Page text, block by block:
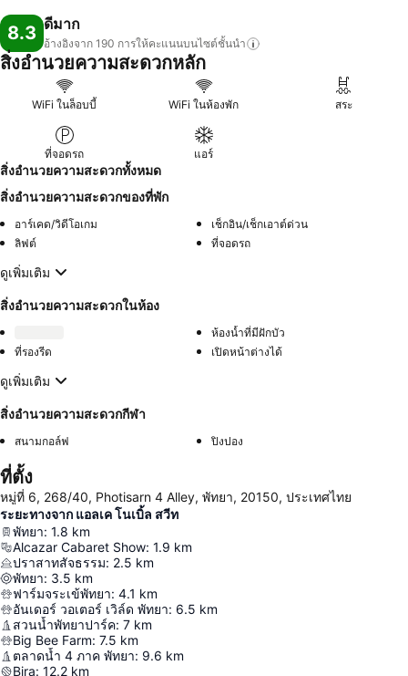
8.3 ดีมาก
อ้างอิงจาก 190 การให้คะแนนบนไซต์ชั้นนำ
สิ่งอำนวยความสะดวกหลัก
WiFi ในล็อบบี้ WiFi ในห้องพัก สระ
ที่จอดรถ แอร์
สิ่งอำนวยความสะดวกทั้งหมด
สิ่งอำนวยความสะดวกของที่พัก
อาร์เคด/วิดีโอเกม
เช็กอิน/เช็กเอาต์ด่วน
ลิฟต์
ที่จอดรถ
ดูเพิ่มเติม
สิ่งอำนวยความสะดวกในห้อง
ห้องน้ำที่มีฝักบัว
ที่รองรีด
เปิดหน้าต่างได้
ดูเพิ่มเติม
สิ่งอำนวยความสะดวกกีฬา
สนามกอล์ฟ ปิงปอง
ที่ตั้ง
หมู่ที่ 6, 268/40, Photisarn 4 Alley, พัทยา, 20150, ประเทศไทย
ระยะทางจาก แอลเค โนเบิ้ล สวีท
พัทยา: 1.8 km
Alcazar Cabaret Show: 1.9 km
ปราสาทสัจธรรม: 2.5 km
พัทยา: 3.5 km
ฟาร์มจระเข้พัทยา: 4.1 km
อันเดอร์ วอเตอร์ เวิล์ด พัทยา: 6.5 km
สวนน้ำพัทยาปาร์ค: 7 km
Big Bee Farm: 7.5 km
ตลาดน้ำ 4 ภาค พัทยา: 9.6 km
Bira: 12.2 km